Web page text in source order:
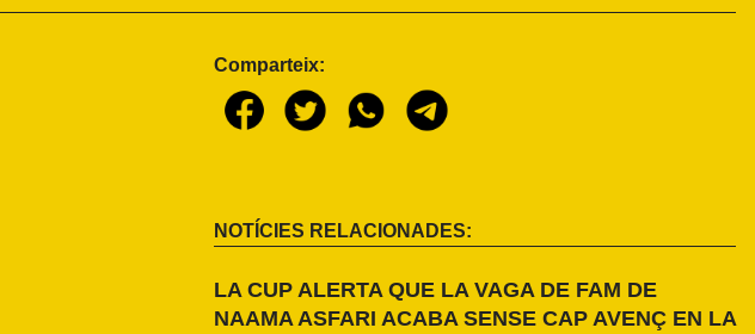
Comparteix:
NOTÍCIES RELACIONADES:
LA CUP ALERTA QUE LA VAGA DE FAM DE
NAAMA ASFARI ACABA SENSE CAP AVENÇ EN LA